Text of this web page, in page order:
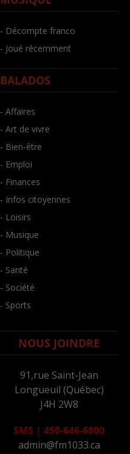
- Décompte franco
- Joué récemment
BALADOS
- Affaires
- Art de vivre
- Bien-être
- Emploi
- Finances
- Infos citoyennes
- Loisirs
- Musique
- Politique
- Santé
- Société
- Sports
NOUS JOINDRE
91,rue Saint-Jean
Longueuil (Québec)
J4H 2W8
SMS | 450-646-6800
admin@fm1033.ca